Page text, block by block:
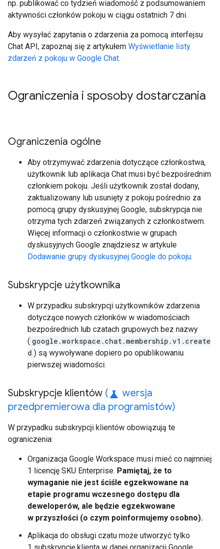
np. publikować co tydzień wiadomość z podsumowaniem
aktywności członków pokoju w ciągu ostatnich 7 dni.
Aby wysyłać zapytania o zdarzenia za pomocą interfejsu
Chat API, zapoznaj się z artykułem Wyświetlanie listy
zdarzeń z pokoju w Google Chat.
Ograniczenia i sposoby dostarczania
Ograniczenia ogólne
Aby otrzymywać zdarzenia dotyczące członkostwa,
użytkownik lub aplikacja Chat musi być bezpośrednim
członkiem pokoju. Jeśli użytkownik został dodany,
zaktualizowany lub usunięty z pokoju pośrednio za
pomocą grupy dyskusyjnej Google, subskrypcja nie
otrzyma tych zdarzeń związanych z członkostwem.
Więcej informacji o członkostwie w grupach
dyskusyjnych Google znajdziesz w artykule
Dodawanie grupy dyskusyjnej Google do pokoju.
Subskrypcje użytkownika
W przypadku subskrypcji użytkowników zdarzenia
dotyczące nowych członków w wiadomościach
bezpośrednich lub czatach grupowych bez nazwy
( google.workspace.chat.membership.v1.create
d ) są wywoływane dopiero po opublikowaniu
pierwszej wiadomości.
Subskrypcje klientów (science wersja
przedpremierowa dla programistów)
W przypadku subskrypcji klientów obowiązują te
ograniczenia:
Organizacja Google Workspace musi mieć co najmniej
1 licencję SKU Enterprise. Pamiętaj, że to
wymaganie nie jest ściśle egzekwowane na
etapie programu wczesnego dostępu dla
deweloperów, ale będzie egzekwowane
w przyszłości (o czym poinformujemy osobno).
Aplikacja do obsługi czatu może utworzyć tylko